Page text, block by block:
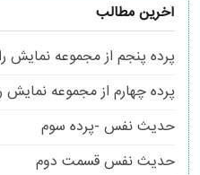
آخرین مطالب
پرده پنجم از مجموعه
پرده چهارم از مجموعه
حدیث نفس -پرده سوم
حدیث نفس قسمت دوم